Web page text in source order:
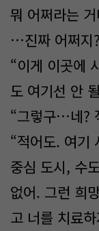
뭐 어쩌라는
…진짜 어쩌지?
“이게 이곳에
도 여기선 안
“그렇구…네?
“적어도. 여기
중심 도시, 수
없어. 그런 희
고 너를 치료